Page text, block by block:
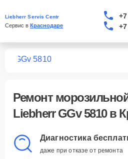
Liebherr Servis Centr
Сервис в Краснодаре
GGv 5810
Ремонт
Liebherr GGv 5810в
Диагностика
даже при отказе от ремонта